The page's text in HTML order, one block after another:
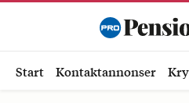
Start Kontaktannonser